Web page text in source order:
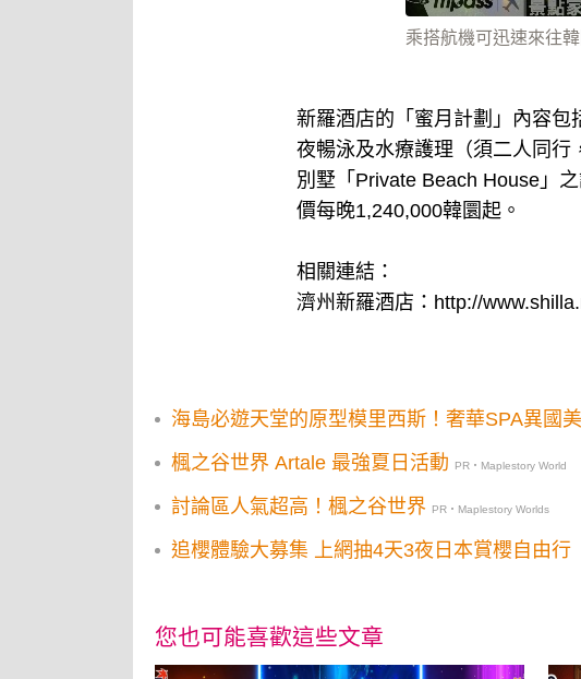
乘搭航機可迅速來往
新羅酒店的「蜜月計劃」內容包
夜暢泳及水療護理（須二人同行
別墅「Private Beach House」
價每晚1,240,000韓圜起。
相關連結：
濟州新羅酒店： http://
海島必遊天堂的原型模里西斯！奢華SPA異國
楓之谷世界 Artale 最強夏日活動
PR・Maplestory World
討論區人氣超高！楓之谷世界 PR・Maplestory Worlds
追櫻體驗大募集 上網抽4天3夜日本賞櫻自由行
您也可能喜歡這些文章